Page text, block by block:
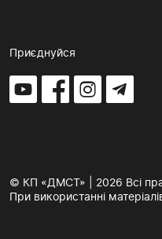
Приєднуйся
© КП «ДМСТ» | 2026 Всі
При використанні